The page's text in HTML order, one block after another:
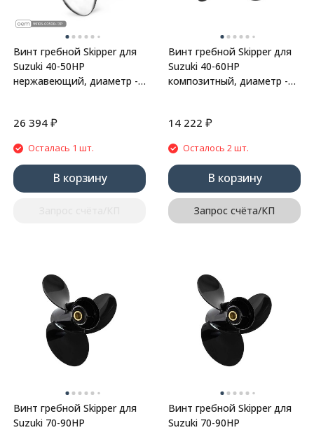
Винт гребной Skipper для
Suzuki 40-50HP
нержавеющий, диаметр -
26 394 ₽
Осталась 1 шт.
В корзину
Винт гребной Skipper для
Suzuki 40-60HP
композитный, диаметр -
14 222 ₽
Осталось 2 шт.
В корзину
Запрос счёта/КП
Винт гребной Skipper для
Suzuki 70-90HP
Винт гребной Skipper для
Suzuki 70-90HP